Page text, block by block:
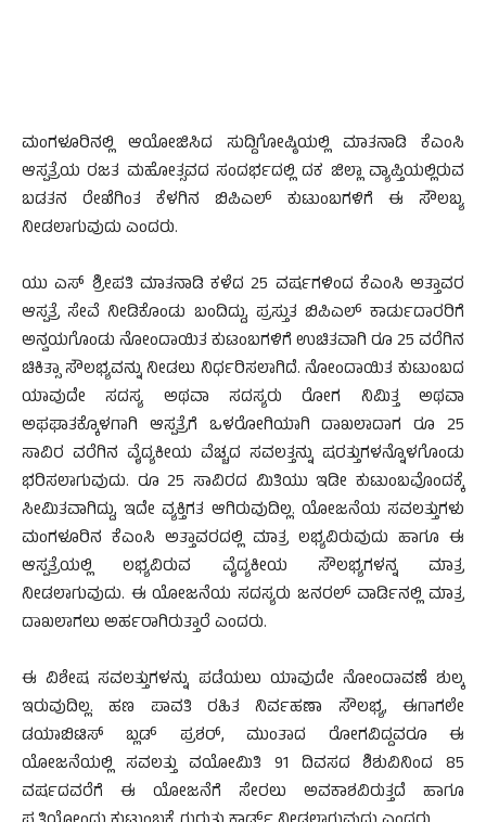
ಮಂಗಳೂರಿನಲ್ಲಿ ಆಯೋಜಿಸಿದ ಸುದ್ದಿಗೋಷ್ಠಿಯಲ್ಲಿ ಮಾತನಾಡಿ ಕೆಎಂಸಿ
ಆಸ್ಪತ್ರೆಯ ರಜತ ಮಹೋತ್ಸವದ ಸಂದರ್ಭದಲ್ಲಿ ದಕ ಜಿಲ್ಲಾ ವ್ಯಾಪ್ತಿಯಲ್ಲಿರುವ
ಬಡತನ ರೇಖೆಗಿಂತ ಕೆಳಗಿನ ಬಿಪಿಎಲ್ ಕುಟುಂಬಗಳಿಗೆ ಈ ಸೌಲಬ್ಯ
ನೀಡಲಾಗುವುದು ಎಂದರು.
ಯು ಎಸ್ ಶ್ರೀಪತಿ ಮಾತನಾಡಿ ಕಳೆದ 25 ವರ್ಷಗಳಿಂದ ಕೆಎಂಸಿ ಅತ್ತಾವರ
ಆಸ್ಪತ್ರೆ ಸೇವೆ ನೀಡಿಕೊಂಡು ಬಂದಿದ್ದು, ಪ್ರಸ್ತುತ ಬಿಪಿಎಲ್ ಕಾರ್ಡುದಾರರಿಗೆ
ಅನ್ವಯಗೊಂಡು ನೋಂದಾಯಿತ ಕುಟಂಬಗಳಿಗೆ ಉಚಿತವಾಗಿ ರೂ 25 ವರೆಗಿನ
ಚಿಕಿತ್ಸಾ ಸೌಲಭ್ಯವನ್ನು ನೀಡಲು ನಿರ್ಧರಿಸಲಾಗಿದೆ. ನೋಂದಾಯಿತ ಕುಟುಂಬದ
ಯಾವುದೇ ಸದಸ್ಯ ಅಥವಾ ಸದಸ್ಯರು ರೋಗ ನಿಮಿತ್ತ ಅಥವಾ
ಅಫಘಾತಕ್ಕೊಳಗಾಗಿ ಆಸ್ಪತ್ರೆಗೆ ಒಳರೋಗಿಯಾಗಿ ದಾಖಲಾದಾಗ ರೂ 25
ಸಾವಿರ ವರೆಗಿನ ವೈದ್ಯಕೀಯ ವೆಚ್ಚದ ಸವಲತ್ತನ್ನು ಷರತ್ತುಗಳನ್ನೊಳಗೊಂಡು
ಭರಿಸಲಾಗುವುದು. ರೂ 25 ಸಾವಿರದ ಮಿತಿಯು ಇಡೀ ಕುಟುಂಬವೊಂದಕ್ಕೆ
ಸೀಮಿತವಾಗಿದ್ದು, ಇದೇ ವ್ಯಕ್ತಿಗತ ಆಗಿರುವುದಿಲ್ಲ. ಯೋಜನೆಯ ಸವಲತ್ತುಗಳು
ಮಂಗಳೂರಿನ ಕೆಎಂಸಿ ಅತ್ತಾವರದಲ್ಲಿ ಮಾತ್ರ ಲಭ್ಯವಿರುವುದು ಹಾಗೂ ಈ
ಆಸ್ಪತ್ರೆಯಲ್ಲಿ ಲಭ್ಯವಿರುವ ವೈದ್ಯಕೀಯ ಸೌಲಭ್ಯಗಳನ್ನ ಮಾತ್ರ
ನೀಡಲಾಗುವುದು. ಈ ಯೋಜನೆಯ ಸದಸ್ಯರು ಜನರಲ್ ವಾರ್ಡಿನಲ್ಲಿ ಮಾತ್ರ
ದಾಖಲಾಗಲು ಅರ್ಹರಾಗಿರುತ್ತಾರೆ ಎಂದರು.
ಈ ವಿಶೇಷ ಸವಲತ್ತುಗಳನ್ನು ಪಡೆಯಲು ಯಾವುದೇ ನೋಂದಾವಣೆ ಶುಲ್ಕ
ಇರುವುದಿಲ್ಲ. ಹಣ ಪಾವತಿ ರಹಿತ ನಿರ್ವಹಣಾ ಸೌಲಭ್ಯ, ಈಗಾಗಲೇ
ಡಯಾಬಿಟಿಸ್ ಬ್ಲಡ್ ಪ್ರಶರ್, ಮುಂತಾದ ರೋಗವಿದ್ದವರೂ ಈ
ಯೋಜನೆಯಲ್ಲಿ ಸವಲತ್ತು ವಯೋಮಿತಿ 91 ದಿವಸದ ಶಿಶುವಿನಿಂದ 85
ವರ್ಷದವರೆಗೆ ಈ ಯೋಜನೆಗೆ ಸೇರಲು ಅವಕಾಶವಿರುತ್ತದೆ ಹಾಗೂ